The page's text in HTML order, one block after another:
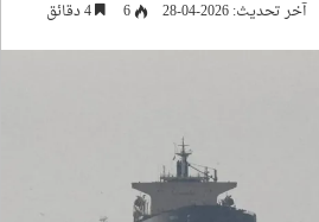
آخر تحديث: 2026-04-28 6